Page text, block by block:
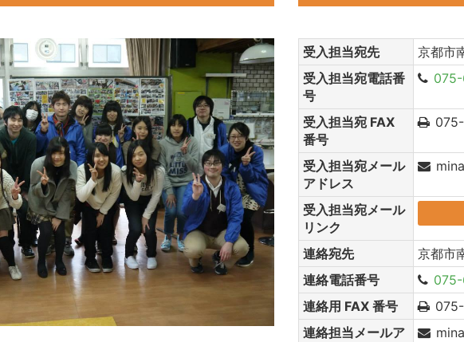
受入担当宛先
京都市
受入担当宛電話番
号
受入担当宛 FAX
番号
受入担当宛メール
アドレス
受入担当宛メール
リンク
連絡宛先
京都市
連絡電話番号
連絡用 FAX 番号
連絡担当メールア